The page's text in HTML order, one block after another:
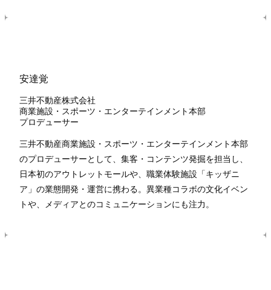
安達覚
三井不動産株式会社
商業施設・スポーツ・エンターテインメント本部
プロデューサー
三井不動産商業施設・スポーツ・エンターテインメント本部
のプロデューサーとして、集客・コンテンツ発掘を担当し、
日本初のアウトレットモールや、職業体験施設「キッザニ
ア」の業態開発・運営に携わる。異業種コラボの文化イベン
トや、メディアとのコミュニケーションにも注力。